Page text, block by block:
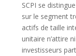
SCPI se
sur le segment
actifs de taille
unitaire n’attire
investisseurs